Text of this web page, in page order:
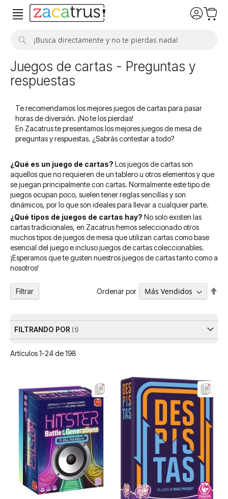
Juegos de cartas - Preguntas y
respuestas
Te recomendamos los mejores juegos de cartas para pasar
horas de diversión. ¡No te los pierdas!
En Zacatrus te presentamos los mejores juegos de mesa de
preguntas y respuestas. ¿Sabrás contestar a todo?
¿Qué es un juego de cartas? Los juegos de cartas son
aquellos que no requieren de un tablero u otros elementos y que
se juegan principalmente con cartas. Normalmente este tipo de
juegos ocupan poco, suelen tener reglas sencillas y son
dinámicos, por lo que son ideales para llevar a cualquier parte.
¿Qué tipos de juegos de cartas hay? No solo existen las
cartas tradicionales, en Zacatrus hemos seleccionado otros
muchos tipos de juegos de mesa que utilizan cartas como base
esencial del juego e incluso juegos de cartas coleccionables.
¡Esperamos que te gusten nuestros juegos de cartas tanto como a
nosotros!
Artículos1-24de198
Ordenar por
Filtrar
FILTRANDO POR